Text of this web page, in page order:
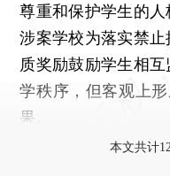
尊重和保护学生的人
涉案学校为落实禁
质奖励鼓励学生相
学秩序，但客观上
果。
本文共计